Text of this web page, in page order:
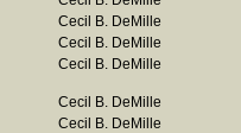
Cecil B. DeMille
Cecil B. DeMille
Cecil B. DeMille
Cecil B. DeMille
Cecil B. DeMille